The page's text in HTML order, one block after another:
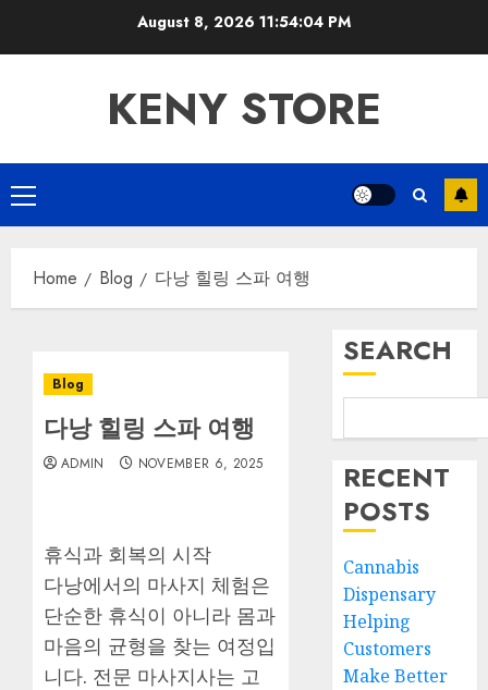
August 8, 2026 11:54:04 PM
KENY STORE
Primary
Menu
Home Blog 다낭 힐링 스파 여행
Blog
다낭 힐링 스파 여행
ADMIN NOVEMBER 6, 2025
휴식과 회복의 시작
다낭에서의 마사지 체험은
단순한 휴식이 아니라 몸과
마음의 균형을 찾는 여정입
니다. 전문 마사지사는 고
SEARCH
RECENT
POSTS
Cannabis
Dispensary
Helping
Customers
Make Better